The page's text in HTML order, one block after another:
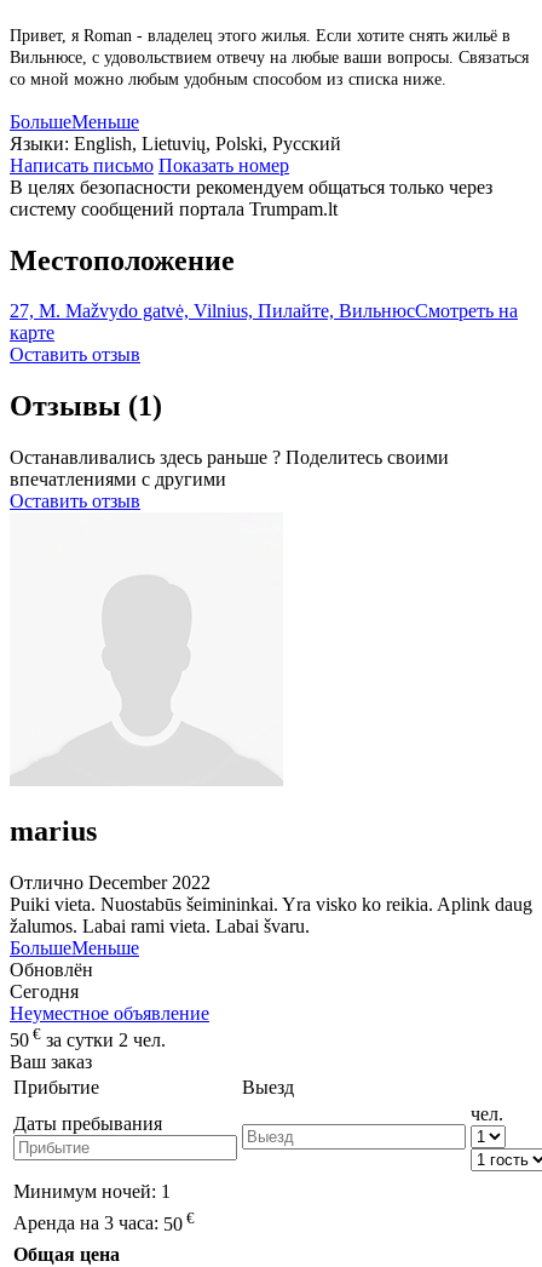
Привет, я Roman - владелец этого жилья. Если хотите снять жильё в
Вильнюсе, с удовольствием отвечу на любые ваши вопросы. Связаться
со мной можно любым удобным способом из списка ниже.
БольшеМеньше
Языки: English, Lietuvių, Polski, Русский
Написать письмо Показать номер
В целях безопасности рекомендуем общаться только через
систему сообщений портала Trumpam.lt
Местоположение
27, M. Mažvydo gatvė, Vilnius, Пилайте, ВильнюсСмотреть на
карте
Оставить отзыв
Отзывы (1)
Останавливались здесь раньше ? Поделитесь своими
впечатлениями с другими
Оставить отзыв
marius
Отлично December 2022
Puiki vieta. Nuostabūs šeimininkai. Yra visko ko reikia. Aplink daug
žalumos. Labai rami vieta. Labai švaru.
БольшеМеньше
Обновлён
Сегодня
Неуместное объявление
50 € за сутки 2 чел.
Ваш заказ
Прибытие
Выезд
Даты пребывания
чел.
Минимум ночей: 1
Аренда на 3 часа: 50 €
Общая цена